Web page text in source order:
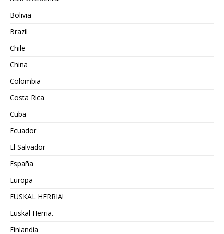
Bolivia
Brazil
Chile
China
Colombia
Costa Rica
Cuba
Ecuador
El Salvador
España
Europa
EUSKAL HERRIA!
Euskal Herria.
Finlandia